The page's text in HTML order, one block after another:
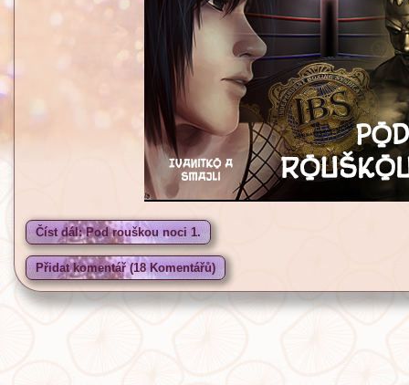
Číst dál: Pod rouškou noci 1.
Přidat komentář (18 Komentářů)